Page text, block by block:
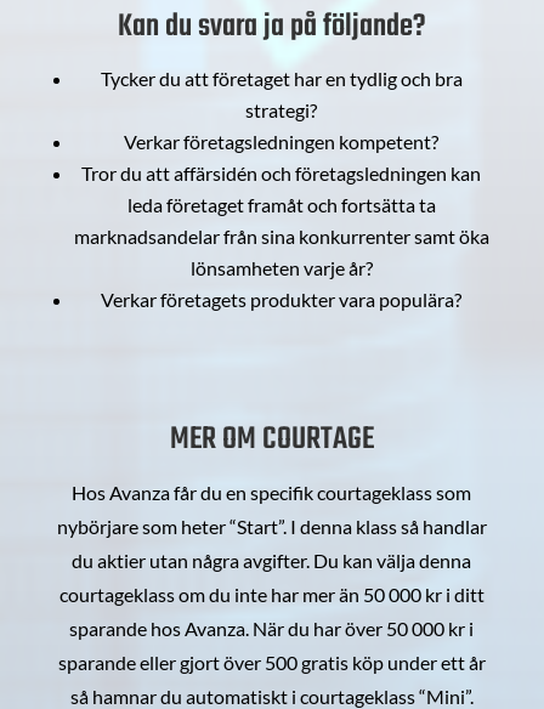
Kan du svara ja på följande?
Tycker du att företaget har en tydlig och bra
strategi?
Verkar företagsledningen kompetent?
Tror du att affärsidén och företagsledningen kan
leda företaget framåt och fortsätta ta
marknadsandelar från sina konkurrenter samt öka
lönsamheten varje år?
Verkar företagets produkter vara populära?
MER OM COURTAGE
Hos Avanza får du en specifik courtageklass som
nybörjare som heter “Start”. I denna klass så handlar
du aktier utan några avgifter. Du kan välja denna
courtageklass om du inte har mer än 50 000 kr i ditt
sparande hos Avanza. När du har över 50 000 kr i
sparande eller gjort över 500 gratis köp under ett år
så hamnar du automatiskt i courtageklass “Mini”.